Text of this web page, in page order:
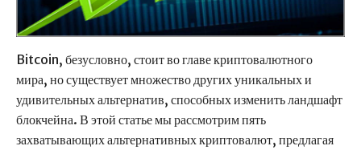
Bitcoin, безусловно, стоит во главе криптовалютного
мира, но существует множество других уникальных и
удивительных альтернатив, способных изменить ландшафт
блокчейна. В этой статье мы рассмотрим пять
захватывающих альтернативных криптовалют, предлагая